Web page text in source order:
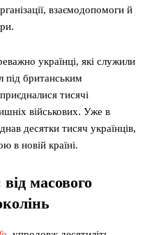
взаємодопомоги й
українці, які служили
під британським
тисячі
військових. Уже в
десятки тисяч українців,
в новій країні.
масового